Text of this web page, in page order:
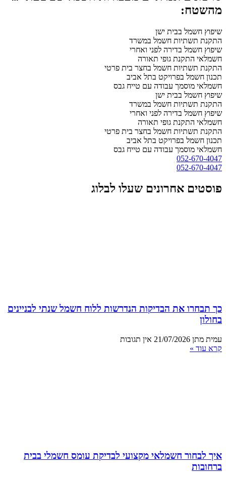
מהשטח:
שיפוץ חשמל בבית ישן
התקנת תשתיות חשמל במשרד
שיפוץ חשמל בדירה לפני ואחרי
חשמלאי התקנת גופי תאורה
התקנת תשתיות חשמל בחצר בית פרטי
תכנון חשמל בפרויקט בתל אביב
חשמלאי מוסמך עבודה עם טייח גבס
שיפוץ חשמל בבית ישן
התקנת תשתיות חשמל במשרד
שיפוץ חשמל בדירה לפני ואחרי
חשמלאי התקנת גופי תאורה
התקנת תשתיות חשמל בחצר בית פרטי
תכנון חשמל בפרויקט בתל אביב
חשמלאי מוסמך עבודה עם טייח גבס
052-670-4047
052-670-4047
פוסטים אחרונים שעלו לבלוג
כך תבחרו את הבדיקות הנדרשות ללוח חשמל שנתי לבניינים
בחולון
עמית מתן 21/07/2026 אין תגובות
קרא עוד »
איך לבחור חשמלאי מקצועי לבדיקת עומס חשמלי בבית
ברחובות